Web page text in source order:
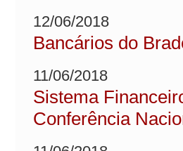
12/06/2018
Bancários do
11/06/2018
Sistema
Conferência